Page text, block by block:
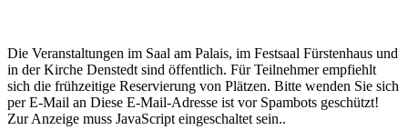
Die Veranstaltungen im Saal am Palais, im Festsaal Fürstenhaus und
in der Kirche Denstedt sind öffentlich. Für Teilnehmer empfiehlt
sich die frühzeitige Reservierung von Plätzen. Bitte wenden Sie sich
per E-Mail an Diese E-Mail-Adresse ist vor Spambots geschützt!
Zur Anzeige muss JavaScript eingeschaltet sein..